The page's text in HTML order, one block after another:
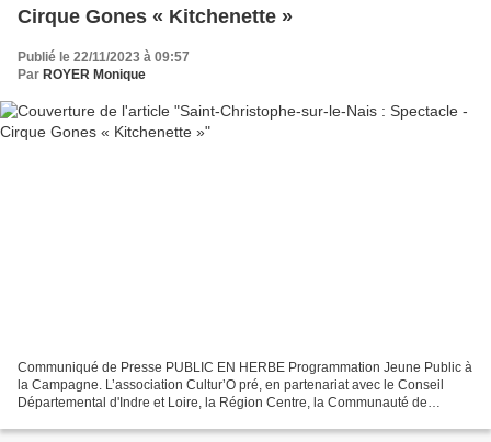
Cirque Gones « Kitchenette »
Publié le 22/11/2023 à 09:57
Par ROYER Monique
Communiqué de Presse PUBLIC EN HERBE Programmation Jeune Public à
la Campagne. L’association Cultur’O pré, en partenariat avec le Conseil
Départemental d'Indre et Loire, la Région Centre, la Communauté de